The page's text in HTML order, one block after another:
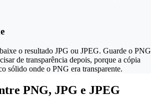
o resultado JPG ou JPEG. Guarde o PNG
de transparência depois, porque a cópia
sólido onde o PNG era transparente.
PNG, JPG e JPEG